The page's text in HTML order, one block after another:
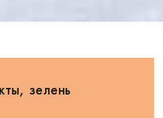
зелень